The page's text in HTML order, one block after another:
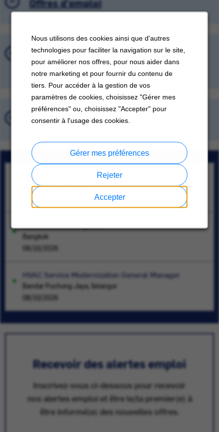
Nous utilisons des cookies ainsi que d'autres
technologies pour faciliter la navigation sur le site,
pour améliorer nos offres, pour nous aider dans
notre marketing et pour fournir du contenu de
tiers. Pour accéder à la gestion de vos
paramètres de cookies, choisissez "Gérer mes
préférences" ou, choisissez "Accepter" pour
consentir à l'usage des cookies.
Accepter
Rejeter
Gérer mes préférences
Offres d'emploi
Offres d'emploi récemment
consultées
Emplois sauvegardés
OTC Functional Consultant/Architect
Bangalore, Karnataka
08/10/2026
Senior Service Engineer
Bangkok
08/10/2026
HVAC Service Modernization General Manager
Bandar Puchong Jaya, Selangor
08/10/2026
Recevoir des alertes emploi
Inscrivez-vous ci-dessous pour recevoir
nos alertes emploi et être le/la premier(e) à
être informé(e) des nouvelles offres.